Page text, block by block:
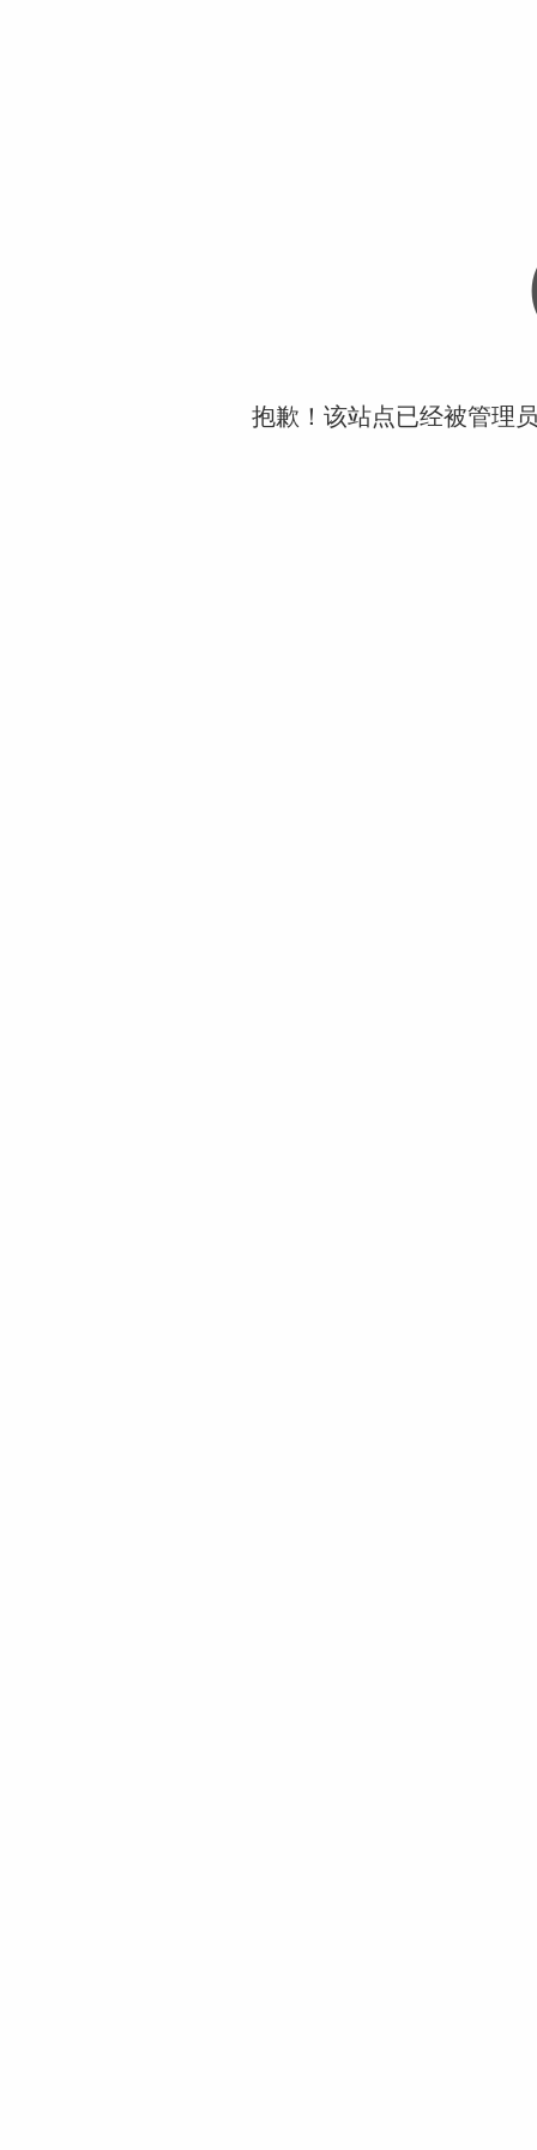
抱歉！该站点已经被管理